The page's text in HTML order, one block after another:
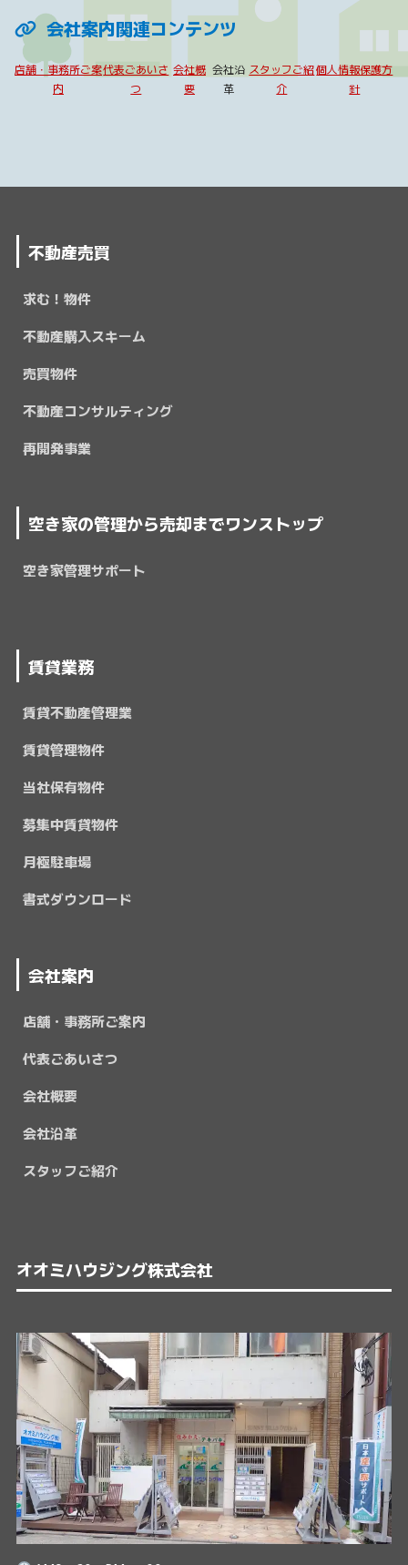
会社案内関連コンテンツ
店舗・事務所ご案
内
代表ごあいさ
つ
会社概
要
会社沿
革
スタッフご紹
介
個人情報保護方
針
不動産売買
求む！物件
不動産購入スキーム
売買物件
不動産コンサルティング
再開発事業
空き家の管理から売却までワンストップ
空き家管理サポート
賃貸業務
賃貸不動産管理業
賃貸管理物件
当社保有物件
募集中賃貸物件
月極駐車場
書式ダウンロード
会社案内
店舗・事務所ご案内
代表ごあいさつ
会社概要
会社沿革
スタッフご紹介
オオミハウジング株式会社